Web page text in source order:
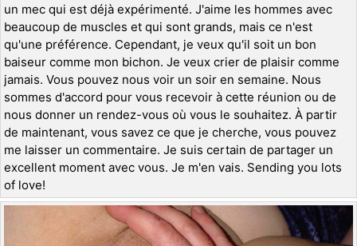
un mec qui est déjà expérimenté. J'aime les hommes avec
beaucoup de muscles et qui sont grands, mais ce n'est
qu'une préférence. Cependant, je veux qu'il soit un bon
baiseur comme mon bichon. Je veux crier de plaisir comme
jamais. Vous pouvez nous voir un soir en semaine. Nous
sommes d'accord pour vous recevoir à cette réunion ou de
nous donner un rendez-vous où vous le souhaitez. À partir
de maintenant, vous savez ce que je cherche, vous pouvez
me laisser un commentaire. Je suis certain de partager un
excellent moment avec vous. Je m'en vais. Sending you lots
of love!